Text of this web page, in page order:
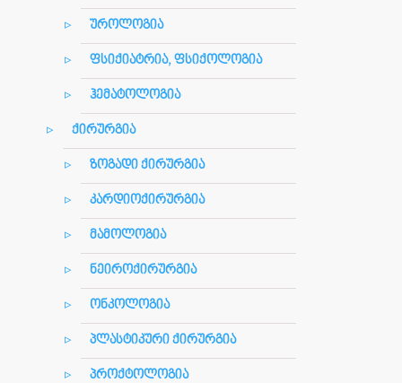
უროლოგია
ფსიქიატრია, ფსიქოლოგია
ჰემატოლოგია
ქირურგია
ზოგადი ქირურგია
კარდიოქირურგია
მამოლოგია
ნეიროქირურგია
ონკოლოგია
პლასტიკური ქირურგია
პროქტოლოგია